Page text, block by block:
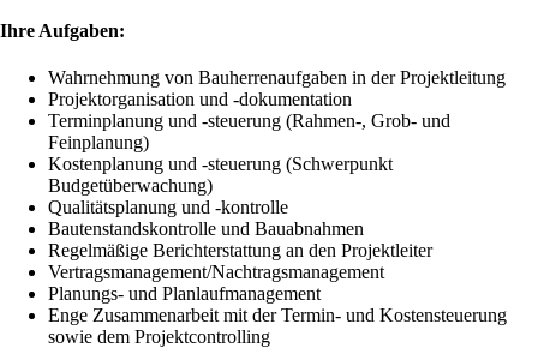
Ihre Aufgaben:
Wahrnehmung von Bauherrenaufgaben in der Projektleitung
Projektorganisation und -dokumentation
Terminplanung und -steuerung (Rahmen-, Grob- und
Feinplanung)
Kostenplanung und -steuerung (Schwerpunkt
Budgetüberwachung)
Qualitätsplanung und -kontrolle
Bautenstandskontrolle und Bauabnahmen
Regelmäßige Berichterstattung an den Projektleiter
Vertragsmanagement/Nachtragsmanagement
Planungs- und Planlaufmanagement
Enge Zusammenarbeit mit der Termin- und Kostensteuerung
sowie dem Projektcontrolling